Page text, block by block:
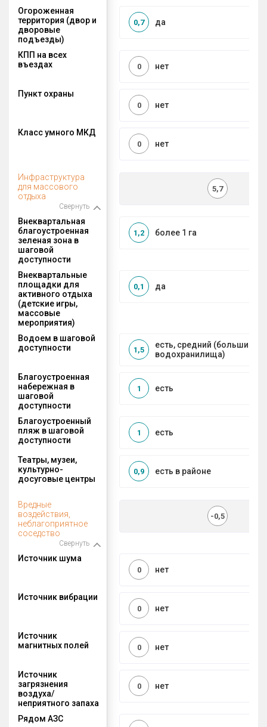
Огороженная
территория (двор и
дворовые
подъезды)
да
0,7
КПП на всех
въездах
нет
0
Пункт охраны
нет
0
Класс умного МКД
нет
0
Инфраструктура
для массового
отдыха
Свернуть
5,7
Внеквартальная
благоустроенная
зеленая зона в
шаговой
доступности
более 1 га
1,2
Внеквартальные
площадки для
активного отдыха
(детские игры,
массовые
мероприятия)
да
0,1
Водоем в шаговой
доступности
есть, средний (большие
водохранилища)
1,5
Благоустроенная
набережная в
шаговой
доступности
есть
1
Благоустроенный
пляж в шаговой
доступности
есть
1
Театры, музеи,
культурно-
досуговые центры
есть в районе
0,9
Вредные
воздействия,
неблагоприятное
соседство
Свернуть
-0,5
Источник шума
нет
0
Источник вибрации
нет
0
Источник
магнитных полей
нет
0
Источник
загрязнения
воздуха/
неприятного запаха
нет
0
Рядом АЗС